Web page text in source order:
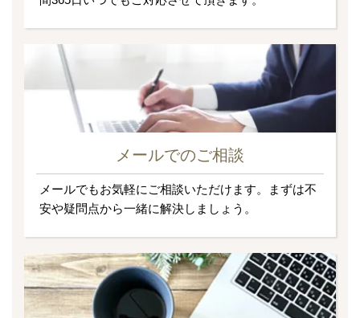
メールでのご相談
メールでもお気軽にご相談いただけます。まずは不
安や疑問点から一緒に解決しましょう。